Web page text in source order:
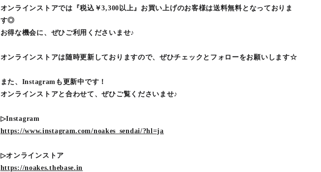
オンラインストアでは『税込￥3,300以上』お買い上げのお客様は送料無料となっておりま
す◎
お得な機会に、ぜひご利用くださいませ♪
オンラインストアは随時更新しておりますので、ぜひチェックとフォローをお願いします☆
また、Instagramも更新中です！
オンラインストアと合わせて、ぜひご覧くださいませ♪
▷Instagram
https://www.instagram.com/noakes_sendai/?hl=ja
▷オンラインストア
https://noakes.thebase.in